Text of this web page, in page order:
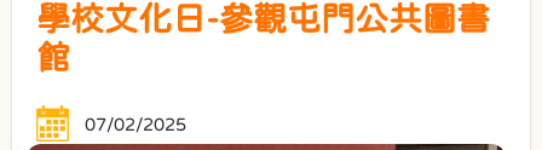
學校文化日-參觀屯門公共圖書
館
07/02/2025